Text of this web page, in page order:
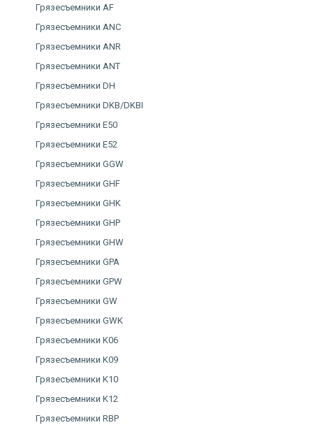
Грязесъемники AF
Грязесъемники ANC
Грязесъемники ANR
Грязесъемники ANT
Грязесъемники DH
Грязесъемники DKB/DKBI
Грязесъемники E50
Грязесъемники E52
Грязесъемники GGW
Грязесъемники GHF
Грязесъемники GHK
Грязесъемники GHP
Грязесъемники GHW
Грязесъемники GPA
Грязесъемники GPW
Грязесъемники GW
Грязесъемники GWK
Грязесъемники K06
Грязесъемники K09
Грязесъемники K10
Грязесъемники K12
Грязесъемники RBP